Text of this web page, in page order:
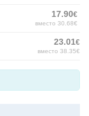
17.90€
вместо 30.68€
23.01€
вместо 38.35€